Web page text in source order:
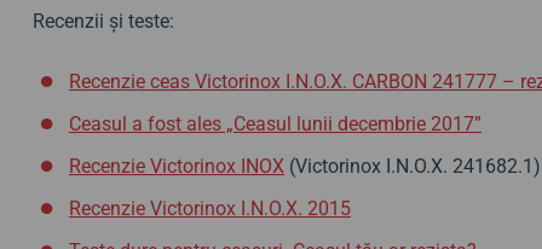
Recenzii și teste:
Recenzie ceas Victorinox I.N.O.X. CARBON 241777 –
Ceasul a fost ales „Ceasul lunii decembrie 2017”
Recenzie Victorinox INOX (Victorinox I.N.O.X. 241682.1)
Recenzie Victorinox I.N.O.X. 2015